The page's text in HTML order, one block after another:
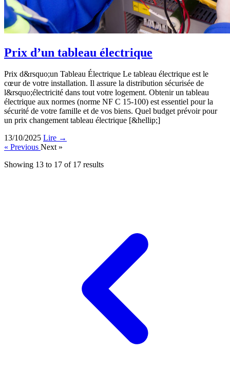
Prix d’un tableau électrique
Prix d&rsquo;un Tableau Électrique Le tableau électrique est le
cœur de votre installation. Il assure la distribution sécurisée de
l&rsquo;électricité dans tout votre logement. Obtenir un tableau
électrique aux normes (norme NF C 15-100) est essentiel pour la
sécurité de votre famille et de vos biens. Quel budget prévoir pour
un prix changement tableau électrique [&hellip;]
13/10/2025 Lire →
« Previous Next »
Showing 13 to 17 of 17 results